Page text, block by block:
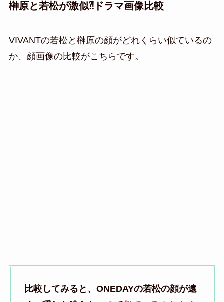
榊原と若松が激似⁈ドラマ画像比較
VIVANTの若松と榊原の顔がどれくらい似ているの
か、顔画像の比較がこちらです。
比較してみると、ONEDAYの若松の顔が遠